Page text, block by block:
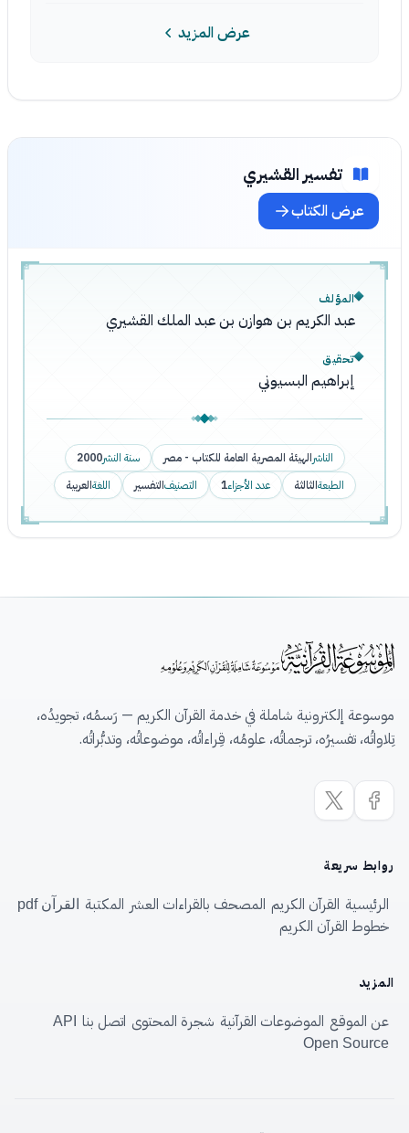
عرض المزيد
تفسير القشيري
عرض الكتاب
المؤلف
عبد الكريم بن هوازن بن عبد الملك القشيري
تحقيق
إبراهيم البسيوني
الناشرالهيئة المصرية العامة للكتاب - مصر سنة النشر2000
الطبعةالثالثة عدد الأجزاء1 التصنيفالتفسير اللغةالعربية
موسوعة إلكترونية شاملة في خدمة القرآن الكريم — رَسمُه، تجويدُه،
تِلاواتُه، تفسيرُه، ترجماتُه، علومُه، قِراءاتُه، موضوعاتُه، وتدبُّراتُه.
روابط سريعة
الرئيسية القرآن الكريم المصحف بالقراءات العشر المكتبة القرآن pdf
خطوط القرآن الكريم
المزيد
عن الموقع الموضوعات القرآنية شجرة المحتوى اتصل بنا
API
Open Source